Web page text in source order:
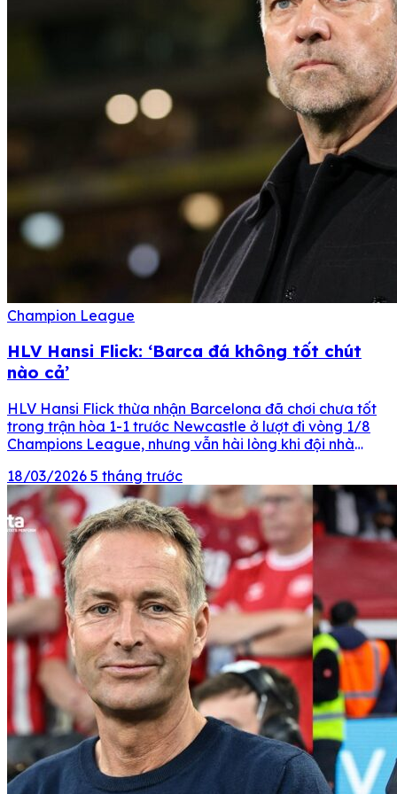
Champion League
HLV Hansi Flick: ‘Barca đá không tốt chút
nào cả’
HLV Hansi Flick thừa nhận Barcelona đã chơi chưa tốt
trong trận hòa 1-1 trước Newcastle ở lượt đi vòng 1/8
Champions League, nhưng vẫn hài lòng khi đội nhà
Barcelona thoát khỏi thất bại trong gang tấc khi
Lamine Yamal ghi bàn trên […]
18/03/2026 5 tháng trước